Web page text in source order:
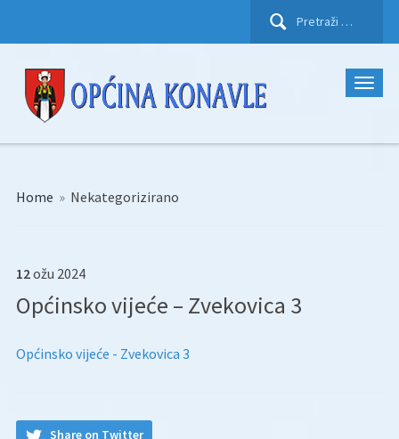
Pretraži:
Home » Nekategorizirano
12ožu 2024
Općinsko vijeće – Zvekovica 3
Općinsko vijeće - Zvekovica 3
Share on Twitter